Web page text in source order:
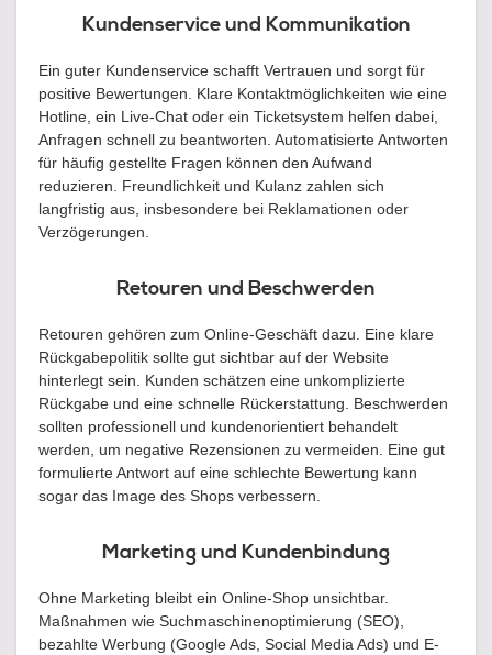
Kundenservice und Kommunikation
Ein guter Kundenservice schafft Vertrauen und sorgt für
positive Bewertungen. Klare Kontaktmöglichkeiten wie eine
Hotline, ein Live-Chat oder ein Ticketsystem helfen dabei,
Anfragen schnell zu beantworten. Automatisierte Antworten
für häufig gestellte Fragen können den Aufwand
reduzieren. Freundlichkeit und Kulanz zahlen sich
langfristig aus, insbesondere bei Reklamationen oder
Verzögerungen.
Retouren und Beschwerden
Retouren gehören zum Online-Geschäft dazu. Eine klare
Rückgabepolitik sollte gut sichtbar auf der Website
hinterlegt sein. Kunden schätzen eine unkomplizierte
Rückgabe und eine schnelle Rückerstattung. Beschwerden
sollten professionell und kundenorientiert behandelt
werden, um negative Rezensionen zu vermeiden. Eine gut
formulierte Antwort auf eine schlechte Bewertung kann
sogar das Image des Shops verbessern.
Marketing und Kundenbindung
Ohne Marketing bleibt ein Online-Shop unsichtbar.
Maßnahmen wie Suchmaschinenoptimierung (SEO),
bezahlte Werbung (Google Ads, Social Media Ads) und E-